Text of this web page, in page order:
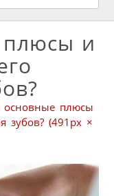
и
плюсы
зубов? (491px ×